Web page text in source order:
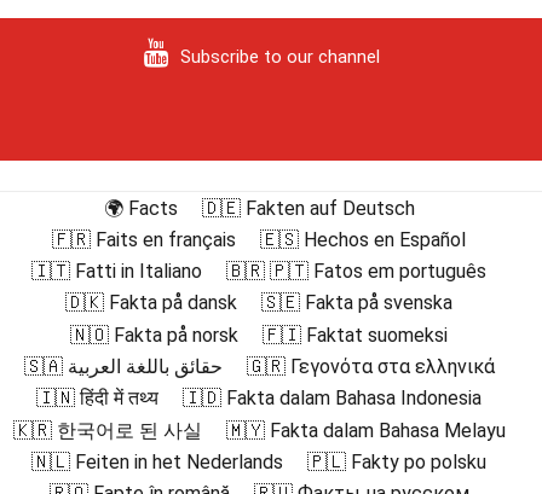
Subscribe to our channel
🌍 Facts
🇩🇪 Fakten auf Deutsch
🇫🇷 Faits en français
🇪🇸 Hechos en Español
🇮🇹 Fatti in Italiano
🇧🇷 🇵🇹 Fatos em português
🇩🇰 Fakta på dansk
🇸🇪 Fakta på svenska
🇳🇴 Fakta på norsk
🇫🇮 Faktat suomeksi
🇸🇦 حقائق باللغة العربية
🇬🇷 Γεγονότα στα ελληνικά
🇮🇳 हिंदी में तथ्य
🇮🇩 Fakta dalam Bahasa Indonesia
🇰🇷 한국어로 된 사실
🇲🇾 Fakta dalam Bahasa Melayu
🇳🇱 Feiten in het Nederlands
🇵🇱 Fakty po polsku